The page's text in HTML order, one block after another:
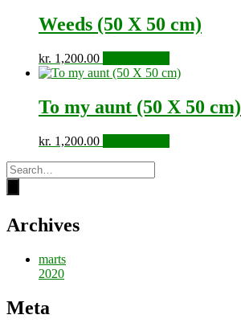
Weeds (50 X 50 cm)
kr. 1,200.00
To my aunt (50 X 50 cm)
kr. 1,200.00
Archives
marts
2020
Meta